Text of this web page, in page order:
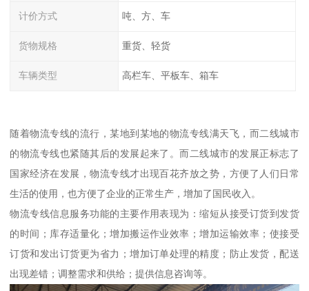
计价方式 吨、方、车
货物规格 重货、轻货
车辆类型 高栏车、平板车、箱车
随着物流专线的流行，某地到某地的物流专线满天飞，而二线城市
的物流专线也紧随其后的发展起来了。而二线城市的发展正标志了
国家经济在发展，物流专线才出现百花齐放之势，方便了人们日常
生活的使用，也方便了企业的正常生产，增加了国民收入。
物流专线信息服务功能的主要作用表现为：缩短从接受订货到发货
的时间；库存适量化；增加搬运作业效率；增加运输效率；使接受
订货和发出订货更为省力；增加订单处理的精度；防止发货，配送
出现差错；调整需求和供给；提供信息咨询等。